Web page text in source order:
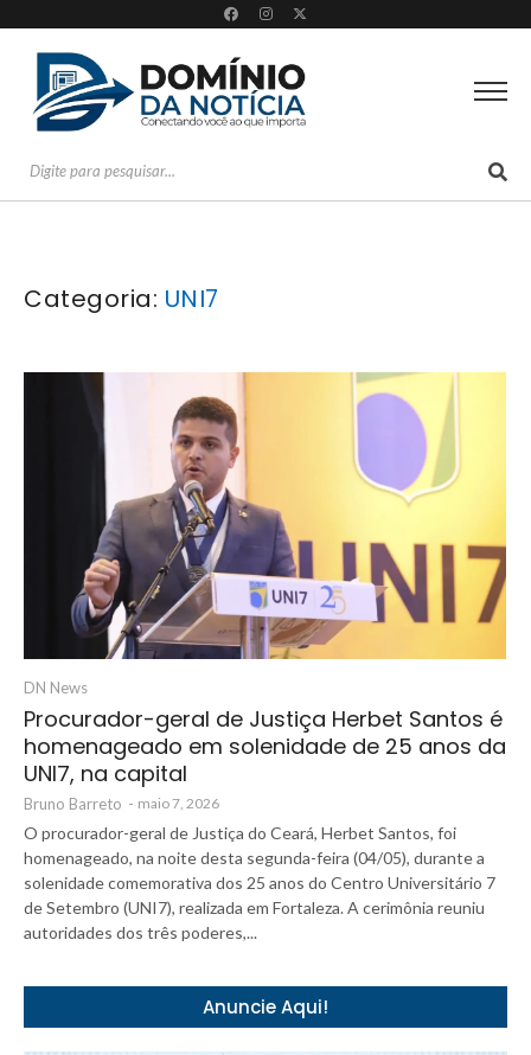
Categoria: UNI7
DN News
Procurador-geral de Justiça Herbet Santos é
homenageado em solenidade de 25 anos da
UNI7, na capital
Bruno Barreto - maio 7, 2026
O procurador-geral de Justiça do Ceará, Herbet Santos, foi
homenageado, na noite desta segunda-feira (04/05), durante a
solenidade comemorativa dos 25 anos do Centro Universitário 7
de Setembro (UNI7), realizada em Fortaleza. A cerimônia reuniu
autoridades dos três poderes,...
Anuncie Aqui!